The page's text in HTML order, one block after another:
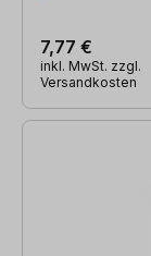
7,77 €
inkl. MwSt. zzgl.
Versandkosten